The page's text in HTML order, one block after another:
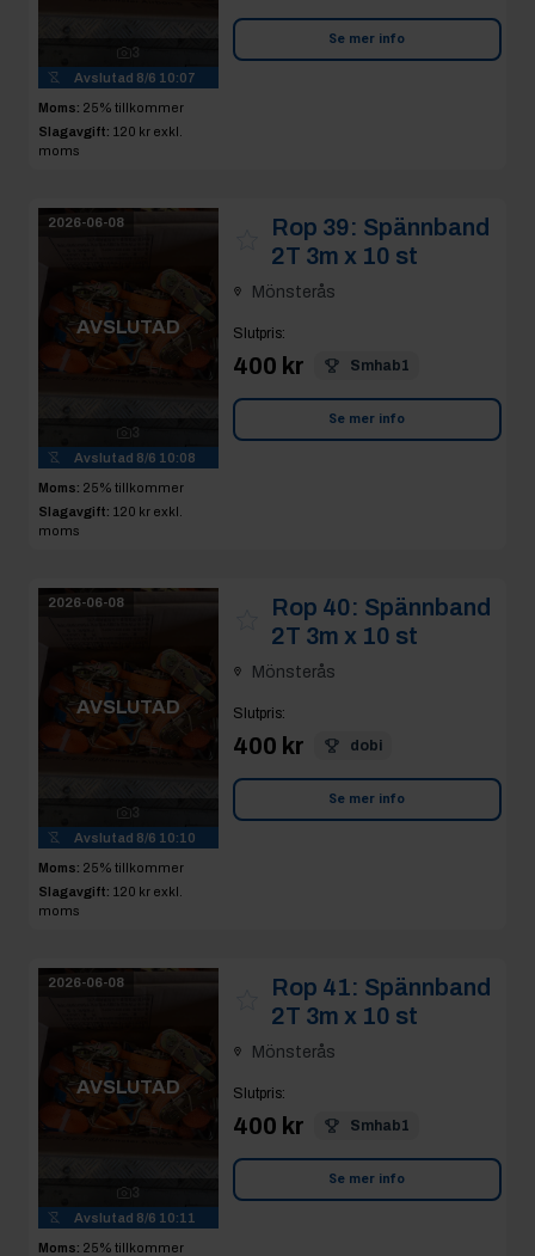
3
Avslutad 8/6 10:07
Moms: 25% tillkommer
Slagavgift: 120 kr exkl.
moms
Se mer info
2026-06-08
AVSLUTAD
3
Avslutad 8/6 10:08
Moms: 25% tillkommer
Slagavgift: 120 kr exkl.
moms
Rop 39: Spännband
2T 3m x 10 st
Mönsterås
Slutpris:
400 kr Smhab1
Se mer info
2026-06-08
AVSLUTAD
3
Avslutad 8/6 10:10
Moms: 25% tillkommer
Slagavgift: 120 kr exkl.
moms
Rop 40: Spännband
2T 3m x 10 st
Mönsterås
Slutpris:
400 kr dobi
Se mer info
2026-06-08
AVSLUTAD
3
Avslutad 8/6 10:11
Moms: 25% tillkommer
Rop 41: Spännband
2T 3m x 10 st
Mönsterås
Slutpris:
400 kr Smhab1
Se mer info